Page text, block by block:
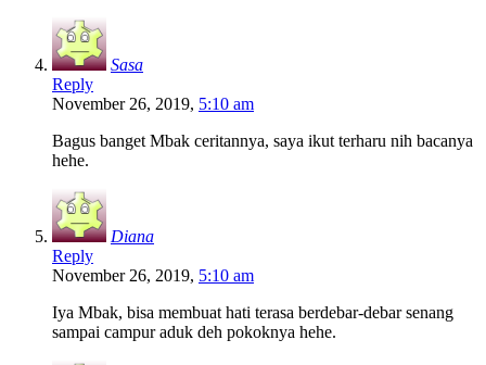
Sasa
Reply
November 26, 2019, 5:10 am
Bagus banget Mbak ceritannya, saya ikut terharu nih bacanya
hehe.
Diana
Reply
November 26, 2019, 5:10 am
Iya Mbak, bisa membuat hati terasa berdebar-debar senang
sampai campur aduk deh pokoknya hehe.